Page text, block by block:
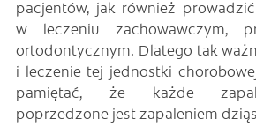
pacjentów, jak również
w leczeniu zachowawczym,
ortodontycznym. Dlatego tak
i leczenie tej jednostki
pamiętać, że każde
poprzedzone jest zapaleniem